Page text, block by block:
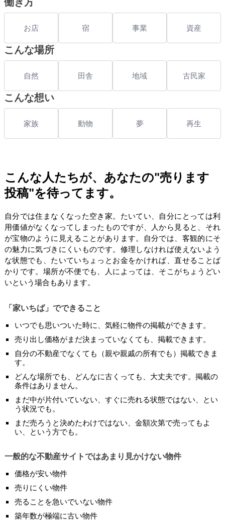
お店 宿 事業 資産
こんな場所
自然 田舎 地域 古民家
こんな想い
家族 動物 夢 再生
こんな人たちが、あなたの"売ります
投稿"を待ってます。
自分では住まなくなった空き家。たいてい、自分にとっては利
用価値がなくなってしまったものですが、人から見ると、それ
が宝物のように見えることがあります。自分では、客観的にそ
の魅力に気づきにくいものです。修理しなければ使えないよう
な状態でも、たいていちょっとお金をかければ、直せることば
かりです。場所が不便でも、人によっては、そこがちょうどい
いという場合もあります。
「家いちば」でできること
いつでも思いついた時に、気軽に物件の掲載ができます。
売り出し価格がまだ決まっていなくても、掲載できます。
自分の不動産でなくても（親や親戚の所有でも）掲載できま
す。
どんな場所でも、どんなに古くっても、大丈夫です。掲載の
条件はありません。
まだ中が片付いていない、すぐに売れる状態ではない、とい
う状況でも。
まだ売ろうと決めたわけではない、金額次第で売ってもよ
い、という方でも。
一般的な不動産サイトではあまり見かけない物件
価格が安い物件
売りにくい物件
売ることを急いでいない物件
築年数が極端に古い物件